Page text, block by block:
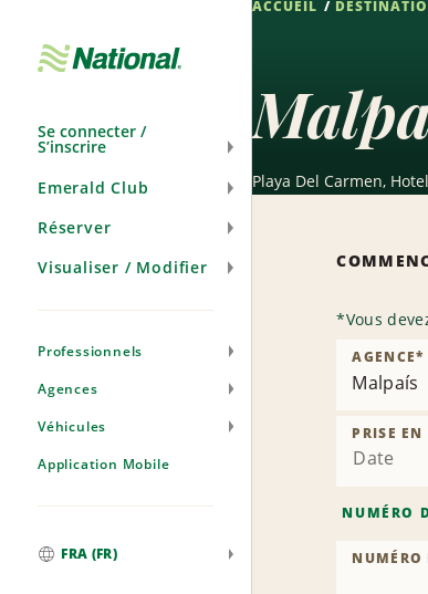
navigation
Se connecter /
S’inscrire
Emerald Club
Réserver
Visualiser / Modifier
Professionnels
Agences
Véhicules
Application Mobile
FRA (FR)
ACCUEIL
Playa Del Carmen,
*Vous
Malpaís
AGENCE*
Date
PRISE EN
NUMÉRO
NUMÉRO